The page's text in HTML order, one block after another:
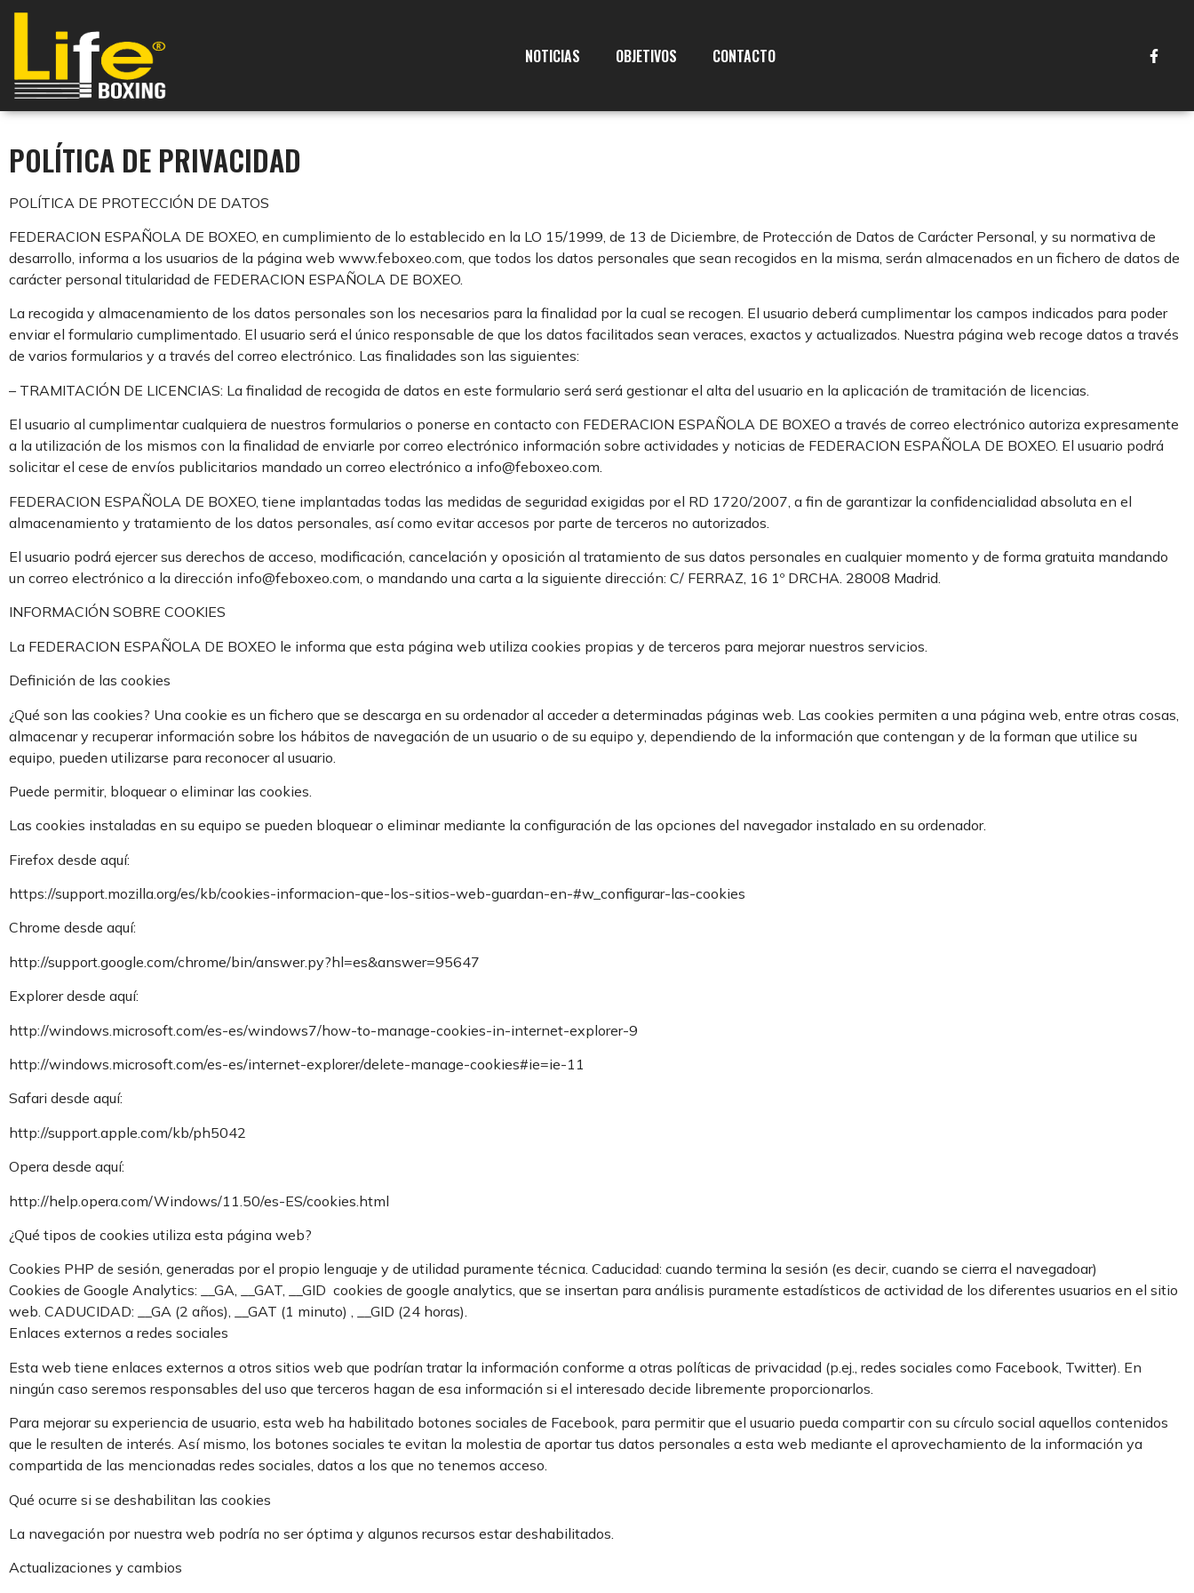
NOTICIAS OBJETIVOS CONTACTO
POLÍTICA DE PRIVACIDAD
POLÍTICA DE PROTECCIÓN DE DATOS
FEDERACION ESPAÑOLA DE BOXEO, en cumplimiento de lo establecido en la LO 15/1999, de 13 de Diciembre, de Protección de Datos de Carácter Personal, y su normativa de
desarrollo, informa a los usuarios de la página web www.feboxeo.com, que todos los datos personales que sean recogidos en la misma, serán almacenados en un fichero de datos de
carácter personal titularidad de FEDERACION ESPAÑOLA DE BOXEO.
La recogida y almacenamiento de los datos personales son los necesarios para la finalidad por la cual se recogen. El usuario deberá cumplimentar los campos indicados para poder
enviar el formulario cumplimentado. El usuario será el único responsable de que los datos facilitados sean veraces, exactos y actualizados. Nuestra página web recoge datos a través
de varios formularios y a través del correo electrónico. Las finalidades son las siguientes:
– TRAMITACIÓN DE LICENCIAS: La finalidad de recogida de datos en este formulario será será gestionar el alta del usuario en la aplicación de tramitación de licencias.
El usuario al cumplimentar cualquiera de nuestros formularios o ponerse en contacto con FEDERACION ESPAÑOLA DE BOXEO a través de correo electrónico autoriza expresamente
a la utilización de los mismos con la finalidad de enviarle por correo electrónico información sobre actividades y noticias de FEDERACION ESPAÑOLA DE BOXEO. El usuario podrá
solicitar el cese de envíos publicitarios mandado un correo electrónico a info@feboxeo.com.
FEDERACION ESPAÑOLA DE BOXEO, tiene implantadas todas las medidas de seguridad exigidas por el RD 1720/2007, a fin de garantizar la confidencialidad absoluta en el
almacenamiento y tratamiento de los datos personales, así como evitar accesos por parte de terceros no autorizados.
El usuario podrá ejercer sus derechos de acceso, modificación, cancelación y oposición al tratamiento de sus datos personales en cualquier momento y de forma gratuita mandando
un correo electrónico a la dirección info@feboxeo.com, o mandando una carta a la siguiente dirección: C/ FERRAZ, 16 1º DRCHA. 28008 Madrid.
INFORMACIÓN SOBRE COOKIES
La FEDERACION ESPAÑOLA DE BOXEO le informa que esta página web utiliza cookies propias y de terceros para mejorar nuestros servicios.
Definición de las cookies
¿Qué son las cookies? Una cookie es un fichero que se descarga en su ordenador al acceder a determinadas páginas web. Las cookies permiten a una página web, entre otras cosas,
almacenar y recuperar información sobre los hábitos de navegación de un usuario o de su equipo y, dependiendo de la información que contengan y de la forman que utilice su
equipo, pueden utilizarse para reconocer al usuario.
Puede permitir, bloquear o eliminar las cookies.
Las cookies instaladas en su equipo se pueden bloquear o eliminar mediante la configuración de las opciones del navegador instalado en su ordenador.
Firefox desde aquí:
https://support.mozilla.org/es/kb/cookies-informacion-que-los-sitios-web-guardan-en-#w_configurar-las-cookies
Chrome desde aquí:
http://support.google.com/chrome/bin/answer.py?hl=es&answer=95647
Explorer desde aquí:
http://windows.microsoft.com/es-es/windows7/how-to-manage-cookies-in-internet-explorer-9
http://windows.microsoft.com/es-es/internet-explorer/delete-manage-cookies#ie=ie-11
Safari desde aquí:
http://support.apple.com/kb/ph5042
Opera desde aquí:
http://help.opera.com/Windows/11.50/es-ES/cookies.html
¿Qué tipos de cookies utiliza esta página web?
Cookies PHP de sesión, generadas por el propio lenguaje y de utilidad puramente técnica. Caducidad: cuando termina la sesión (es decir, cuando se cierra el navegadoar)
Cookies de Google Analytics: __GA, __GAT, __GID  cookies de google analytics, que se insertan para análisis puramente estadísticos de actividad de los diferentes usuarios en el sitio
web. CADUCIDAD: __GA (2 años), __GAT (1 minuto) , __GID (24 horas).
Enlaces externos a redes sociales
Esta web tiene enlaces externos a otros sitios web que podrían tratar la información conforme a otras políticas de privacidad (p.ej., redes sociales como Facebook, Twitter). En
ningún caso seremos responsables del uso que terceros hagan de esa información si el interesado decide libremente proporcionarlos.
Para mejorar su experiencia de usuario, esta web ha habilitado botones sociales de Facebook, para permitir que el usuario pueda compartir con su círculo social aquellos contenidos
que le resulten de interés. Así mismo, los botones sociales te evitan la molestia de aportar tus datos personales a esta web mediante el aprovechamiento de la información ya
compartida de las mencionadas redes sociales, datos a los que no tenemos acceso.
Qué ocurre si se deshabilitan las cookies
La navegación por nuestra web podría no ser óptima y algunos recursos estar deshabilitados.
Actualizaciones y cambios